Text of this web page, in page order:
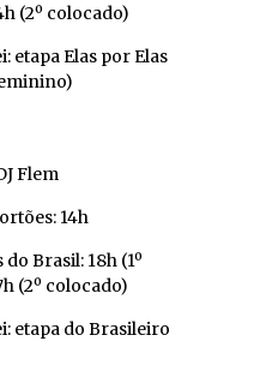
(2º colocado)
etapa Elas por Elas
Flem
14h
Brasil: 18h (1º
(2º colocado)
etapa do Brasileiro